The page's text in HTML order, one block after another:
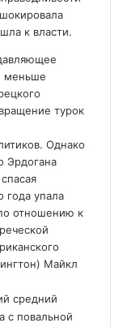
к власти.
меньше
турок
Однако
Эрдогана
года упала
отношению к
Майкл
средний
с повальной